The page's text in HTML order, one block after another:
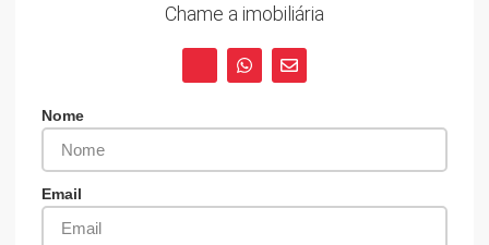
Chame a imobiliária
Nome
Email